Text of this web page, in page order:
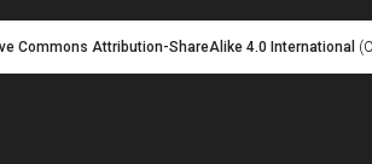
Commons Attribution-ShareAlike 4.0 International